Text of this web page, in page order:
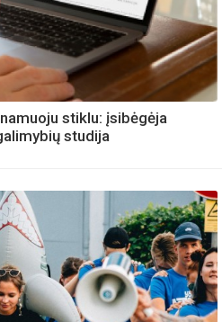
stiklu: įsibėgėja
studija